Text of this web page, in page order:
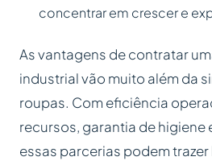
concentrar em crescer e
As vantagens de contratar
industrial vão muito além da
roupas. Com eficiência
recursos, garantia de higiene
essas parcerias podem